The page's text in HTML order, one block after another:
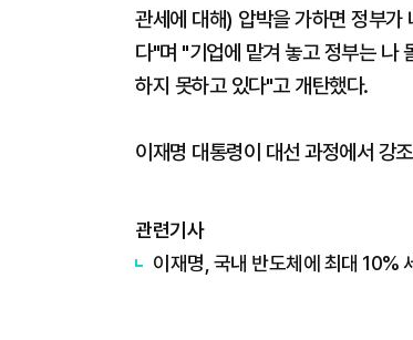
관세에 대해) 압박을 가하면 정부가
다"며 "기업에 맡겨 놓고 정부는 나
하지 못하고 있다"고 개탄했다.
이재명 대통령이 대선 과정에서 강
관련기사
이재명, 국내 반도체에 최대 10%